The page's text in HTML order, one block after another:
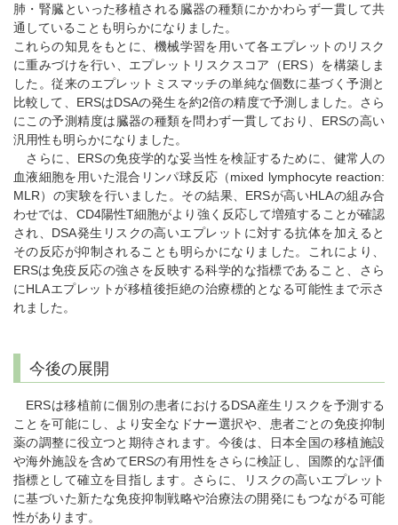
肺・腎臓といった移植される臓器の種類にかかわらず一貫して共
通していることも明らかになりました。
これらの知見をもとに、機械学習を用いて各エプレットのリスク
に重みづけを行い、エプレットリスクスコア（ERS）を構築しま
した。従来のエプレットミスマッチの単純な個数に基づく予測と
比較して、ERSはDSAの発生を約2倍の精度で予測しました。さら
にこの予測精度は臓器の種類を問わず一貫しており、ERSの高い
汎用性も明らかになりました。
さらに、ERSの免疫学的な妥当性を検証するために、健常人の
血液細胞を用いた混合リンパ球反応（mixed lymphocyte reaction:
MLR）の実験を行いました。その結果、ERSが高いHLAの組み合
わせでは、CD4陽性T細胞がより強く反応して増殖することが確認
され、DSA発生リスクの高いエプレットに対する抗体を加えると
その反応が抑制されることも明らかになりました。これにより、
ERSは免疫反応の強さを反映する科学的な指標であること、さら
にHLAエプレットが移植後拒絶の治療標的となる可能性まで示さ
れました。
今後の展開
ERSは移植前に個別の患者におけるDSA産生リスクを予測する
ことを可能にし、より安全なドナー選択や、患者ごとの免疫抑制
薬の調整に役立つと期待されます。今後は、日本全国の移植施設
や海外施設を含めてERSの有用性をさらに検証し、国際的な評価
指標として確立を目指します。さらに、リスクの高いエプレット
に基づいた新たな免疫抑制戦略や治療法の開発にもつながる可能
性があります。